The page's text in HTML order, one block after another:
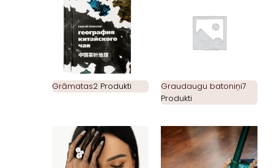
Grāmatas2 Produkti Graudaugu batoniņi7
Produkti